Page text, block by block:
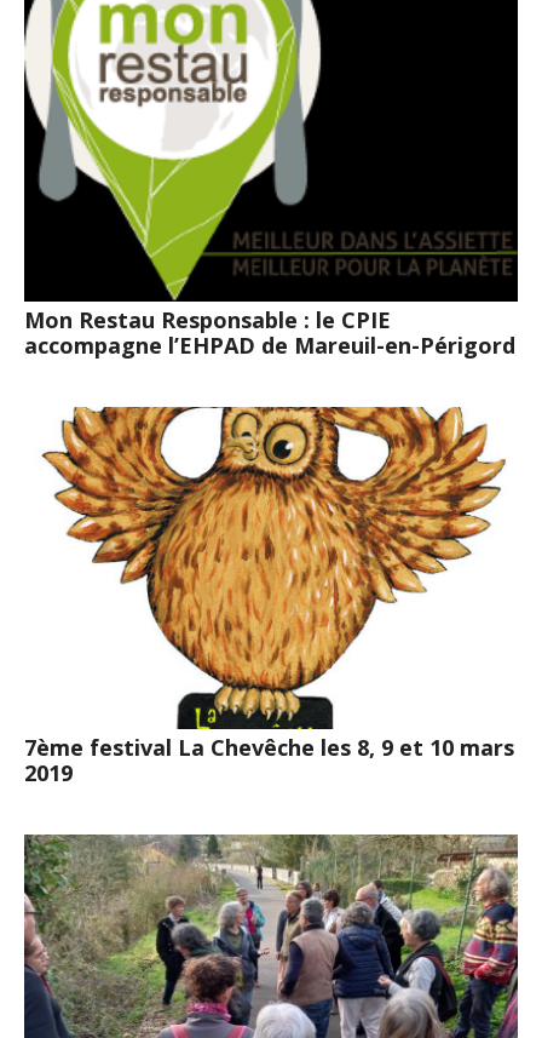
Mon Restau Responsable : le CPIE
accompagne l’EHPAD de Mareuil-en-Périgord
7ème festival La Chevêche les 8, 9 et 10 mars
2019